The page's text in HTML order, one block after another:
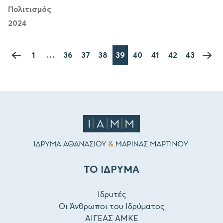
Πολιτισμός
2024
1 … 36 37 38 39 40 41 42 43
ΤΟ ΙΔΡΥΜΑ
Ιδρυτές
Οι Άνθρωποι του Ιδρύματος
ΑΙΓΕΑΣ ΑΜΚΕ